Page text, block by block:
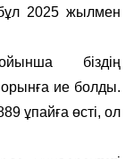
2025 жылмен
біздің
ие болды.
ұпайға өсті, ол